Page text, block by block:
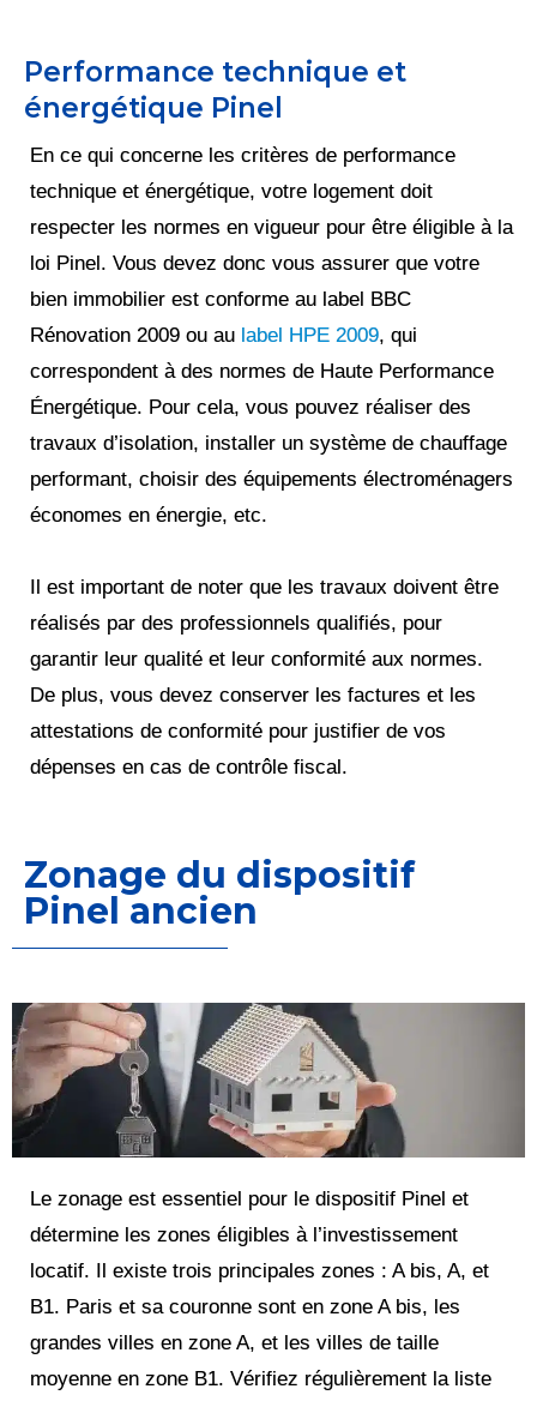
Performance technique et
énergétique Pinel
En ce qui concerne les critères de performance
technique et énergétique, votre logement doit
respecter les normes en vigueur pour être éligible à la
loi Pinel. Vous devez donc vous assurer que votre
bien immobilier est conforme au label BBC
Rénovation 2009 ou au label HPE 2009, qui
correspondent à des normes de Haute Performance
Énergétique. Pour cela, vous pouvez réaliser des
travaux d’isolation, installer un système de chauffage
performant, choisir des équipements électroménagers
économes en énergie, etc.
Il est important de noter que les travaux doivent être
réalisés par des professionnels qualifiés, pour
garantir leur qualité et leur conformité aux normes.
De plus, vous devez conserver les factures et les
attestations de conformité pour justifier de vos
dépenses en cas de contrôle fiscal.
Zonage du dispositif
Pinel ancien
Le zonage est essentiel pour le dispositif Pinel et
détermine les zones éligibles à l’investissement
locatif. Il existe trois principales zones : A bis, A, et
B1. Paris et sa couronne sont en zone A bis, les
grandes villes en zone A, et les villes de taille
moyenne en zone B1. Vérifiez régulièrement la liste